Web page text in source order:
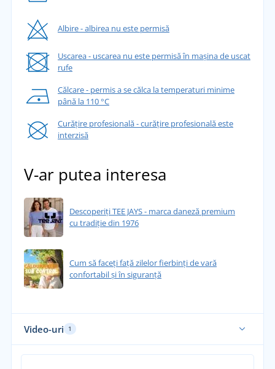
Albire - albirea nu este permisă
Uscarea - uscarea nu este permisă în mașina de uscat
rufe
Călcare - permis a se călca la temperaturi minime
până la 110 °C
Curățire profesională - curățire profesională este
interzisă
V-ar putea interesa
Descoperiți TEE JAYS - marca daneză premium
cu tradiție din 1976
Cum să faceți față zilelor fierbinți de vară
confortabil și în siguranță
Video-uri 1